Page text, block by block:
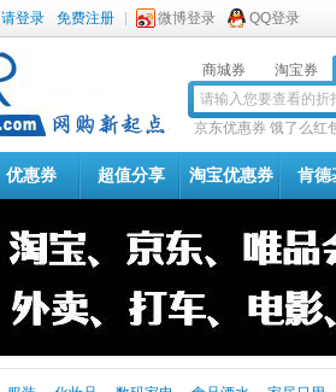
请登录 免费注册 微博登录 QQ登录
商城券 淘宝券
京东优惠券 饿了么红
优惠券 超值分享 淘宝优惠券 肯德